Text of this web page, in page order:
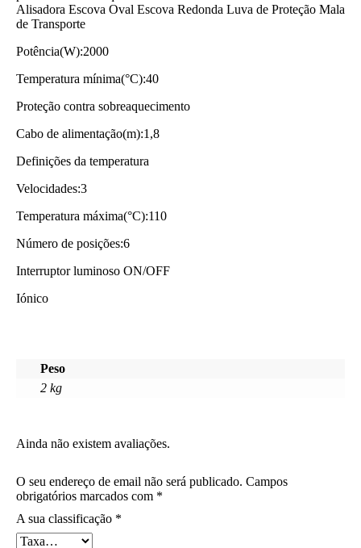
Alisadora Escova Oval Escova Redonda Luva de Proteção Mala
de Transporte
Potência(W):2000
Temperatura mínima(°C):40
Proteção contra sobreaquecimento
Cabo de alimentação(m):1,8
Definições da temperatura
Velocidades:3
Temperatura máxima(°C):110
Número de posições:6
Interruptor luminoso ON/OFF
Iónico
Peso
2 kg
Ainda não existem avaliações.
O seu endereço de email não será publicado. Campos
obrigatórios marcados com *
A sua classificação *